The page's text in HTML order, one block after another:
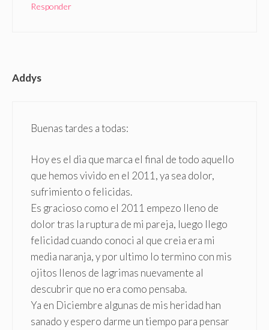
Responder
Addys
Buenas tardes a todas:
Hoy es el dia que marca el final de todo aquello
que hemos vivido en el 2011, ya sea dolor,
sufrimiento o felicidas.
Es gracioso como el 2011 empezo lleno de
dolor tras la ruptura de mi pareja, luego llego
felicidad cuando conoci al que creia era mi
media naranja, y por ultimo lo termino con mis
ojitos llenos de lagrimas nuevamente al
descubrir que no era como pensaba.
Ya en Diciembre algunas de mis heridad han
sanado y espero darme un tiempo para pensar